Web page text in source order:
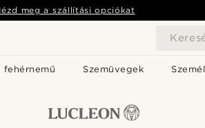
fehérnemű Szemüvegek
meg a szállítási opciókat